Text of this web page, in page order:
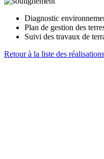
Diagnostic
Plan de gestion des
Suivi des travaux de
Retour à la liste des réalisations